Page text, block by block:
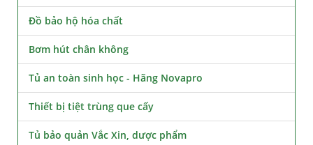
Đồ bảo hộ hóa chất
Bơm hút chân không
Tủ an toàn sinh học - Hãng Novapro
Thiết bị tiệt trùng que cấy
Tủ bảo quản Vắc Xin, dược phẩm